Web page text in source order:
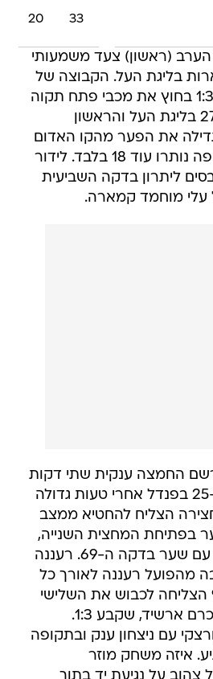
33
20
(ראשון) צעד משמעותי
בליגת העל. הקבוצה של
מנחם קורצקי ניצחה 1:3 בחוץ את מכבי פתח תקוה
במסגרת המחזור ה-27 בליגת העל והראשון
את הפער מהקו האדום
לתשע נקודות כשבקופה נותרו עוד 18 בלבד. לידור
ליתרון בדקה השביעית
עלי מוחמד קמארה.
החמצה ענקית שתי דקות
לפני כן, איזן בדקה ה-25 בפנדל אחרי טעות גדולה
הצליח להחטיא ממצב
בפתיחת המחצית השנייה,
אבל שוב כיפר על זה עם שער בדקה ה-69. רעננה
מהפועל רעננה לאורך כל
המשחק ובדקה ה-91 הצליחה לכבוש את השלישי
כשאבוחצירה בישל לכרם ארשיד, שקבע 1:3.
עם ניצחון ענק ובתקופה
איזה משחק מוזר